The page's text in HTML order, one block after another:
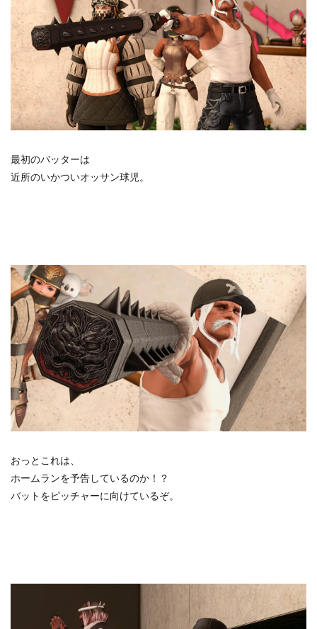
最初のバッターは
近所のいかついオッサン球児。
おっとこれは、
ホームランを予告しているのか！？
バットをピッチャーに向けているぞ。